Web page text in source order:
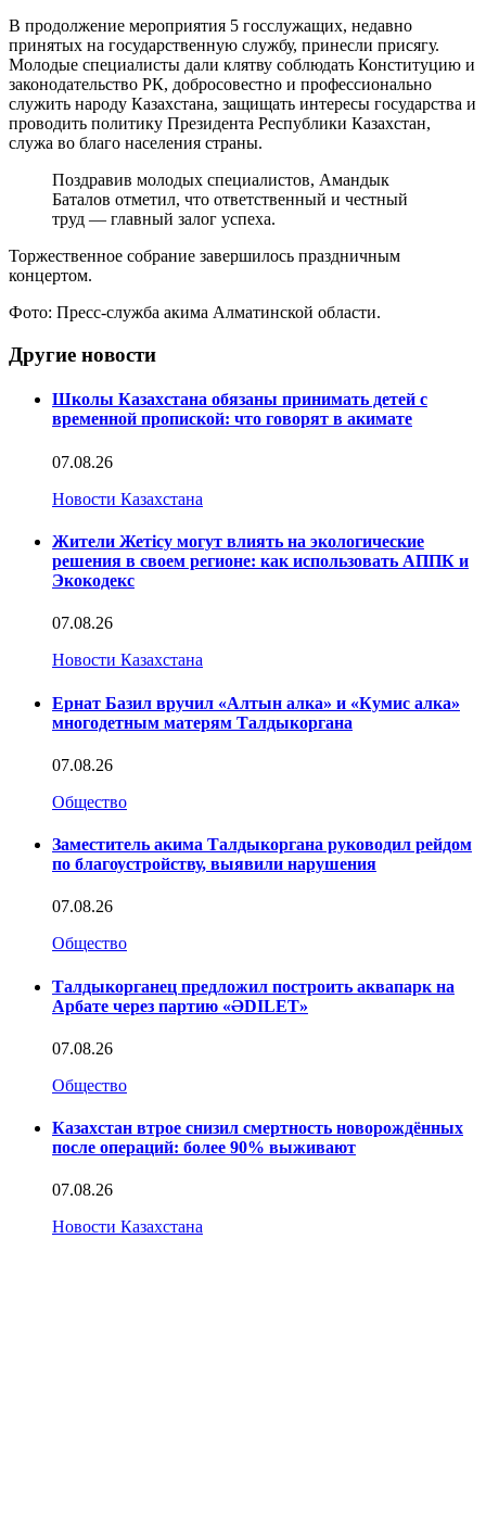
В продолжение мероприятия 5 госслужащих, недавно
принятых на государственную службу, принесли присягу.
Молодые специалисты дали клятву соблюдать Конституцию и
законодательство РК, добросовестно и профессионально
служить народу Казахстана, защищать интересы государства и
проводить политику Президента Республики Казахстан,
служа во благо населения страны.
Поздравив молодых специалистов, Амандык
Баталов отметил, что ответственный и честный
труд — главный залог успеха.
Торжественное собрание завершилось праздничным
концертом.
Фото: Пресс-служба акима Алматинской области.
Другие новости
Школы Казахстана обязаны принимать детей с
временной пропиской: что говорят в акимате
07.08.26
Новости Казахстана
Жители Жетісу могут влиять на экологические
решения в своем регионе: как использовать АППК и
Экокодекс
07.08.26
Новости Казахстана
Ернат Базил вручил «Алтын алка» и «Кумис алка»
многодетным матерям Талдыкоргана
07.08.26
Общество
Заместитель акима Талдыкоргана руководил рейдом
по благоустройству, выявили нарушения
07.08.26
Общество
Талдыкорганец предложил построить аквапарк на
Арбате через партию «ӘDILET»
07.08.26
Общество
Казахстан втрое снизил смертность новорождённых
после операций: более 90% выживают
07.08.26
Новости Казахстана